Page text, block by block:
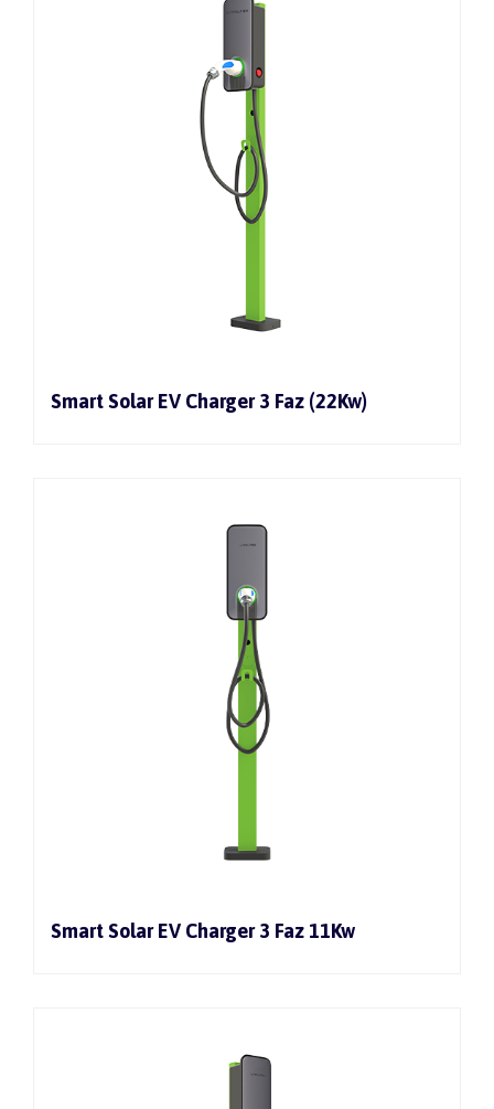
Smart Solar EV Charger 3 Faz (22Kw)
Smart Solar EV Charger 3 Faz 11Kw